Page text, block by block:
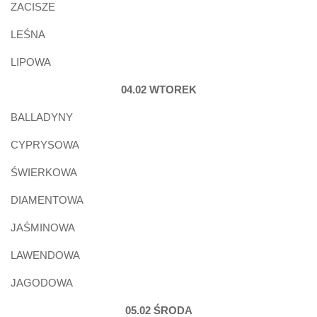
ZACISZE
LEŚNA
LIPOWA
04.02 WTOREK
BALLADYNY
CYPRYSOWA
ŚWIERKOWA
DIAMENTOWA
JAŚMINOWA
LAWENDOWA
JAGODOWA
05.02 ŚRODA